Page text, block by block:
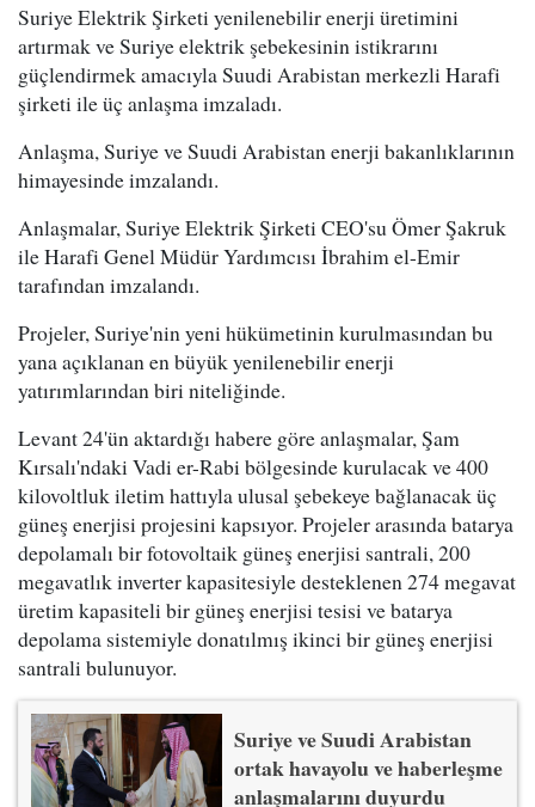
Suriye Elektrik Şirketi yenilenebilir enerji üretimini
artırmak ve Suriye elektrik şebekesinin istikrarını
güçlendirmek amacıyla Suudi Arabistan merkezli Harafi
şirketi ile üç anlaşma imzaladı.
Anlaşma, Suriye ve Suudi Arabistan enerji bakanlıklarının
himayesinde imzalandı.
Anlaşmalar, Suriye Elektrik Şirketi CEO'su Ömer Şakruk
ile Harafi Genel Müdür Yardımcısı İbrahim el-Emir
tarafından imzalandı.
Projeler, Suriye'nin yeni hükümetinin kurulmasından bu
yana açıklanan en büyük yenilenebilir enerji
yatırımlarından biri niteliğinde.
Levant 24'ün aktardığı habere göre anlaşmalar, Şam
Kırsalı'ndaki Vadi er-Rabi bölgesinde kurulacak ve 400
kilovoltluk iletim hattıyla ulusal şebekeye bağlanacak üç
güneş enerjisi projesini kapsıyor. Projeler arasında batarya
depolamalı bir fotovoltaik güneş enerjisi santrali, 200
megavatlık inverter kapasitesiyle desteklenen 274 megavat
üretim kapasiteli bir güneş enerjisi tesisi ve batarya
depolama sistemiyle donatılmış ikinci bir güneş enerjisi
santrali bulunuyor.
Suriye ve Suudi Arabistan
ortak havayolu ve haberleşme
anlaşmalarını duyurdu